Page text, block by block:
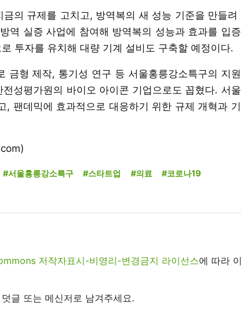
의 규제를 고치고, 방역복의 새 성능 기준을 만들려
역 실증 사업에 참여해 방역복의 성능과 효과를 입
투자를 유치해 대량 기계 설비도 구축할 예정이다.
금형 제작, 통기성 연구 등 서울홍릉강소특구의 지
성평가원의 바이오 아이콘 기업으로도 꼽혔다. 서
, 팬데믹에 효과적으로 대응하기 위한 규제 개혁과
#서울홍릉강소특구 #스타트업 #의료
#코로나19
저작자표시-비영리-변경금지 라이선스에 따라 이
글 또는 메신저로 남겨주세요.